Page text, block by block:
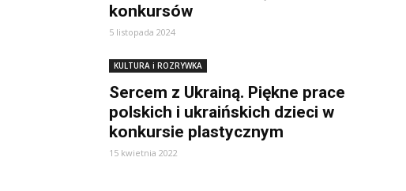
konkursów
5 listopada 2024
KULTURA i ROZRYWKA
Sercem z Ukrainą. Piękne prace
polskich i ukraińskich dzieci w
konkursie plastycznym
15 kwietnia 2022